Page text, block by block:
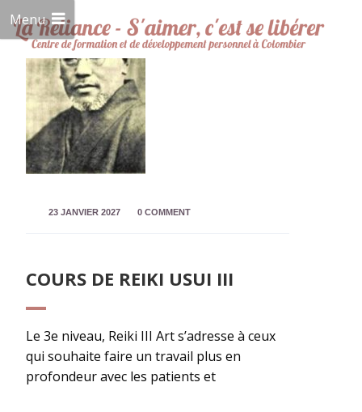
Menu
23 JANVIER 2027 0 COMMENT
COURS DE REIKI USUI III
Le 3e niveau, Reiki III Art s’adresse à ceux
qui souhaite faire un travail plus en
profondeur avec les patients et